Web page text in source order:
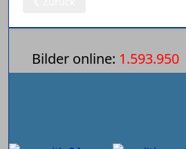
Bilder online: 1.593.950